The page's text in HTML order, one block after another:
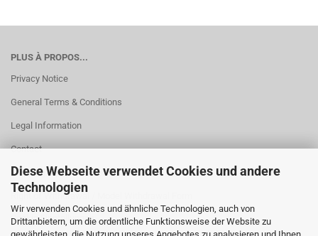
Diese Webseite verwendet Cookies und andere
Technologien
Wir verwenden Cookies und ähnliche Technologien, auch von
Drittanbietern, um die ordentliche Funktionsweise der Website zu
gewährleisten, die Nutzung unseres Angebotes zu analysieren und Ihnen
PLUS À PROPOS...
Privacy Notice
General Terms & Conditions
Legal Information
Contact
Shipping & payment conditions
Right of Withdrawal / Model Withdrawal Form
Cookie Einstellungen